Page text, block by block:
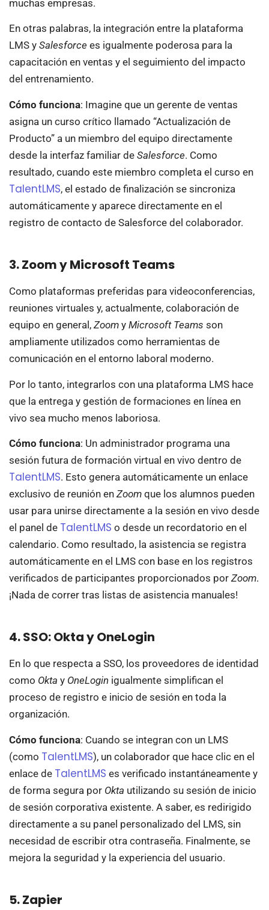
muchas empresas.
En otras palabras, la integración entre la plataforma
LMS y Salesforce es igualmente poderosa para la
capacitación en ventas y el seguimiento del impacto
del entrenamiento.
Cómo funciona: Imagine que un gerente de ventas
asigna un curso crítico llamado “Actualización de
Producto” a un miembro del equipo directamente
desde la interfaz familiar de Salesforce. Como
resultado, cuando este miembro completa el curso en
TalentLMS, el estado de finalización se sincroniza
automáticamente y aparece directamente en el
registro de contacto de Salesforce del colaborador.
3. Zoom y Microsoft Teams
Como plataformas preferidas para videoconferencias,
reuniones virtuales y, actualmente, colaboración de
equipo en general, Zoom y Microsoft Teams son
ampliamente utilizados como herramientas de
comunicación en el entorno laboral moderno.
Por lo tanto, integrarlos con una plataforma LMS hace
que la entrega y gestión de formaciones en línea en
vivo sea mucho menos laboriosa.
Cómo funciona: Un administrador programa una
sesión futura de formación virtual en vivo dentro de
TalentLMS. Esto genera automáticamente un enlace
exclusivo de reunión en Zoom que los alumnos pueden
usar para unirse directamente a la sesión en vivo desde
el panel de TalentLMS o desde un recordatorio en el
calendario. Como resultado, la asistencia se registra
automáticamente en el LMS con base en los registros
verificados de participantes proporcionados por Zoom.
¡Nada de correr tras listas de asistencia manuales!
4. SSO: Okta y OneLogin
En lo que respecta a SSO, los proveedores de identidad
como Okta y OneLogin igualmente simplifican el
proceso de registro e inicio de sesión en toda la
organización.
Cómo funciona: Cuando se integran con un LMS
(como TalentLMS), un colaborador que hace clic en el
enlace de TalentLMS es verificado instantáneamente y
de forma segura por Okta utilizando su sesión de inicio
de sesión corporativa existente. A saber, es redirigido
directamente a su panel personalizado del LMS, sin
necesidad de escribir otra contraseña. Finalmente, se
mejora la seguridad y la experiencia del usuario.
5. Zapier